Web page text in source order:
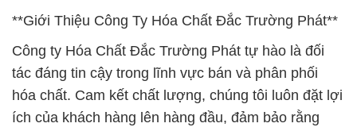
**Giới Thiệu Công Ty Hóa Chất Đắc Trường Phát**
Công ty Hóa Chất Đắc Trường Phát tự hào là đối
tác đáng tin cậy trong lĩnh vực bán và phân phối
hóa chất. Cam kết chất lượng, chúng tôi luôn đặt lợi
ích của khách hàng lên hàng đầu, đảm bảo rằng